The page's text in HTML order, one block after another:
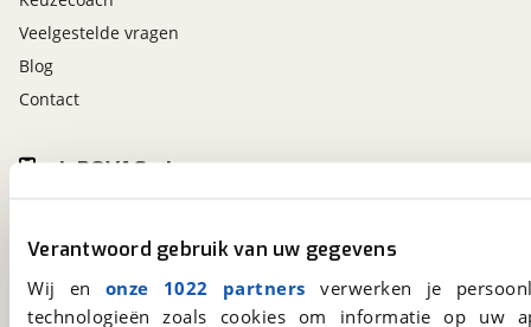
Verantwoord gebruik van uw gegevens
Wij en onze 1022 partners verwerken je
technologieën zoals cookies om informatie op
Veelgestelde vragen
Blog
Contact
viaBOVAG.nl app